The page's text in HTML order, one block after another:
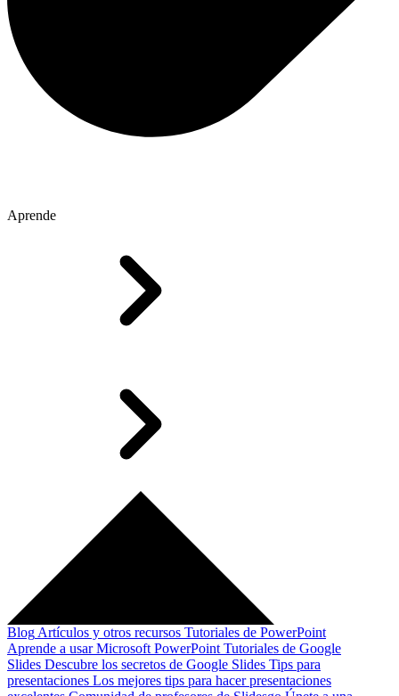
Aprende
Blog Artículos y otros recursos Tutoriales de PowerPoint
Aprende a usar Microsoft PowerPoint Tutoriales de Google
Slides Descubre los secretos de Google Slides Tips para
presentaciones Los mejores tips para hacer presentaciones